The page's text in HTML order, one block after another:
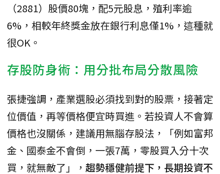
（2881）股價80塊，配5元股息，殖利率逾
6%，相較年終獎金放在銀行利息僅1%，這種就
很OK。
存股防身術：用分批布局分散風險
張捷強調，產業選股必須找到對的股票，接著定
位價值，再等價格便宜時買進。若投資人不會算
價格也沒關係，建議用無腦存股法，「例如富邦
金、國泰金不會倒，一張7萬，零股買入分十次
買，就無敵了」， 趨勢穩健前提下，長期投資不